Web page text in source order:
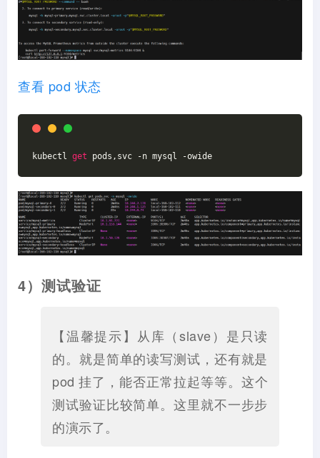
查看 pod 状态
kubectl get pods,svc -n mysql -owide
4）测试验证
【温馨提示】从库（slave）是只读
的。就是简单的读写测试，还有就是
pod 挂了，能否正常拉起等等。这个
测试验证比较简单。这里就不一步步
的演示了。